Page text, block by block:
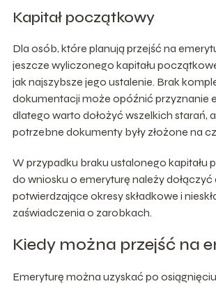
Kapitał początkowy
Dla osób, które planują przejść na
jeszcze wyliczonego kapitału
jak najszybsze jego ustalenie. Brak
dokumentacji może opóźnić przyznanie
dlatego warto dołożyć wszelkich starań,
potrzebne dokumenty były złożone na
W przypadku braku ustalonego kapitału
do wniosku o emeryturę należy
potwierdzające okresy składkowe i
zaświadczenia o zarobkach.
Kiedy można przejść na
Emeryturę można uzyskać po